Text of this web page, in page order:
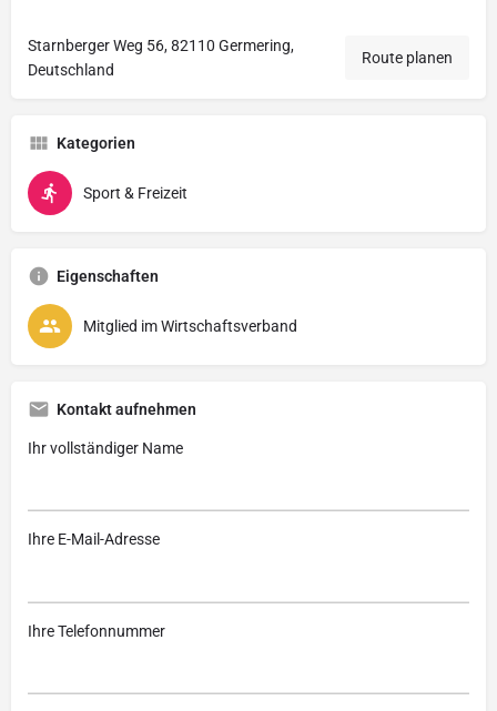
Starnberger Weg 56, 82110 Germering,
Deutschland
Route planen
Kategorien
Sport & Freizeit
Eigenschaften
Mitglied im Wirtschaftsverband
Kontakt aufnehmen
Ihr vollständiger Name
Ihre E-Mail-Adresse
Ihre Telefonnummer